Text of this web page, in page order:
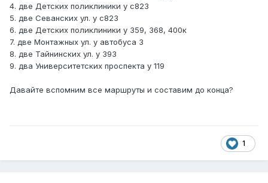
4. две Детских поликлиники у с823
5. две Севанских ул. у с823
6. две Детских поликлиники у 359, 368, 400к
7. две Монтажных ул. у автобуса 3
8. две Тайнинских ул. у 393
9. два Университетских проспекта у 119
Давайте вспомним все маршруты и составим до конца?
1